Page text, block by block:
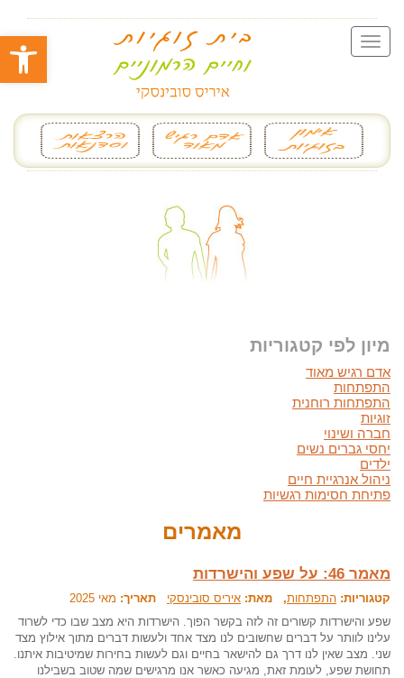
פתח
מאמרים
מאמר 46: על שפע והישרדות
קטגוריות: התפתחות, מאת: איריס סובינסקי תאריך: מאי 2025
שפע והישרדות קשורים זה לזה בקשר הפוך. הישרדות היא מצב שבו כדי לשרוד
עלינו לוותר על דברים שחשובים לנו מצד אחד ולעשות דברים מתוך אילוץ מצד
שני. מצב שאין לנו דרך גם להישאר בחיים וגם לעשות בחירות שמיטיבות איתנו.
תחושת שפע, לעומת זאת, מגיעה כאשר אנו מרגישים שמה שטוב בשבילנו
מיון לפי קטגוריות
אדם רגיש מאוד
התפתחות
התפתחות רוחנית
זוגיות
חברה ושינוי
יחסי גברים נשים
ילדים
ניהול אנרגיית חיים
פתיחת חסימות רגשיות